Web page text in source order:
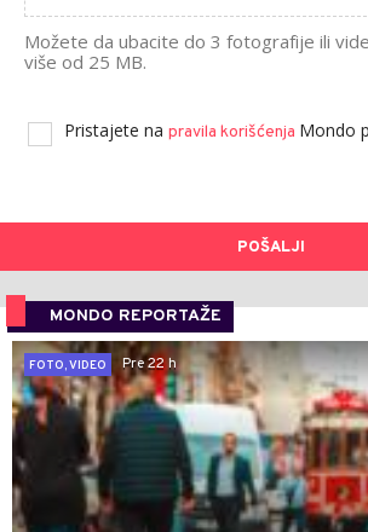
Možete da ubacite do 3 fotografije ili
više od 25 MB.
Pristajete na pravila korišćenja Mondo
POŠALJI
MONDO REPORTAŽE
FOTO, VIDEO
Pre 22 h